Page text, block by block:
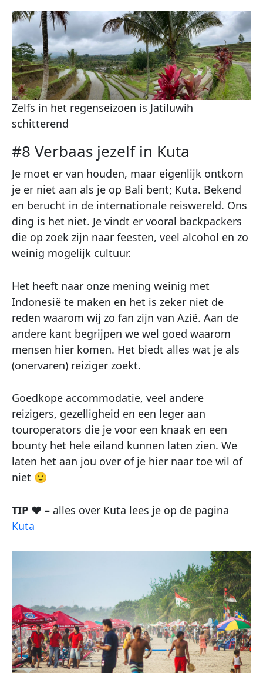
Zelfs in het regenseizoen is Jatiluwih
schitterend
#8 Verbaas jezelf in Kuta
Je moet er van houden, maar eigenlijk ontkom
je er niet aan als je op Bali bent; Kuta. Bekend
en berucht in de internationale reiswereld. Ons
ding is het niet. Je vindt er vooral backpackers
die op zoek zijn naar feesten, veel alcohol en zo
weinig mogelijk cultuur.
Het heeft naar onze mening weinig met
Indonesië te maken en het is zeker niet de
reden waarom wij zo fan zijn van Azië. Aan de
andere kant begrijpen we wel goed waarom
mensen hier komen. Het biedt alles wat je als
(onervaren) reiziger zoekt.
Goedkope accommodatie, veel andere
reizigers, gezelligheid en een leger aan
touroperators die je voor een knaak en een
bounty het hele eiland kunnen laten zien. We
laten het aan jou over of je hier naar toe wil of
niet 🙂
TIP ♥ – alles over Kuta lees je op de pagina
Kuta